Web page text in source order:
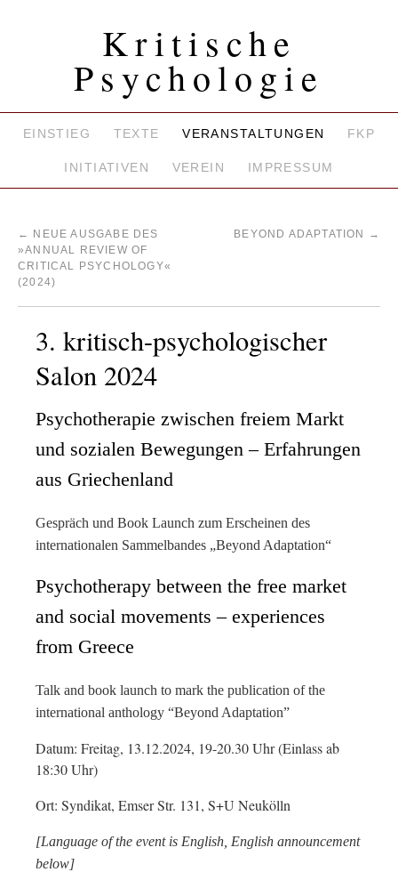
Kritische
Psychologie
EINSTIEG TEXTE VERANSTALTUNGEN FKP
INITIATIVEN VEREIN IMPRESSUM
←
NEUE AUSGABE DES
»ANNUAL REVIEW OF
CRITICAL PSYCHOLOGY«
(2024)
BEYOND ADAPTATION →
3. kritisch-psychologischer
Salon 2024
Psychotherapie zwischen freiem Markt
und sozialen Bewegungen – Erfahrungen
aus Griechenland
Gespräch und Book Launch zum Erscheinen des
internationalen Sammelbandes „Beyond Adaptation“
Psychotherapy between the free market
and social movements – experiences
from Greece
Talk and book launch to mark the publication of the
international anthology “Beyond Adaptation”
Datum: Freitag, 13.12.2024, 19-20.30 Uhr (Einlass ab
18:30 Uhr)
Ort: Syndikat, Emser Str. 131, S+U Neukölln
[Language of the event is English, English announcement
below]